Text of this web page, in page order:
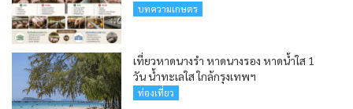
บทความเกษตร
เที่ยวหาดนางรำ หาดนางรอง หาดน้ำใส 1
วัน น้ำทะเลใส ใกล้กรุงเทพฯ
ท่องเที่ยว